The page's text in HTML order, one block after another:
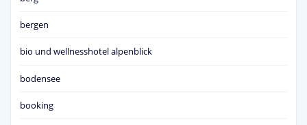
bergen
bio und wellnesshotel alpenblick
bodensee
booking